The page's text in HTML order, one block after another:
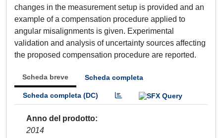
changes in the measurement setup is provided and an
example of a compensation procedure applied to
angular misalignments is given. Experimental
validation and analysis of uncertainty sources affecting
the proposed compensation procedure are reported.
Scheda breve Scheda completa
Scheda completa (DC)
Anno del prodotto
2014